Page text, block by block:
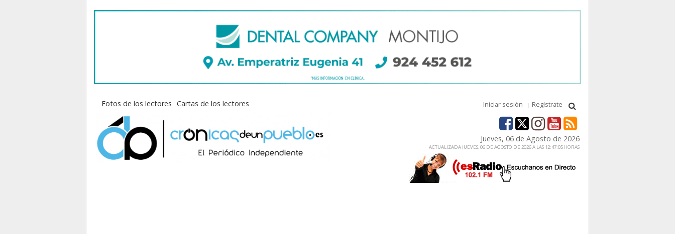
Fotos de los lectores Cartas de los lectores Iniciar sesión Regístrate
Jueves, 06 de Agosto de 2026
ACTUALIZADA JUEVES, 06 DE AGOSTO DE 2026 A LAS 12:47:05 HORAS